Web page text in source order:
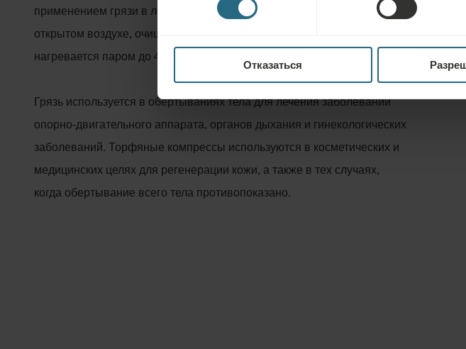
Отказаться
применением грязи в лечебных процедурах, она окисляется на
открытом воздухе, очищается, смешивается с минеральной водой и
нагревается паром до 40 градусов Цельсия.
Грязь используется в обёртываниях тела для лечения заболеваний
опорно-двигательного аппарата, органов дыхания и гинекологических
заболеваний. Торфяные компрессы используются в косметических и
медицинских целях для регенерации кожи, а также в тех случаях,
когда обертывание всего тела противопоказано.